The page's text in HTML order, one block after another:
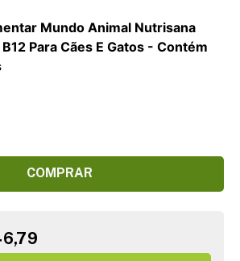
Mundo Animal Nutrisana
Para Cães E Gatos - Contém
COMPRAR